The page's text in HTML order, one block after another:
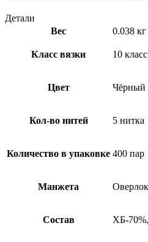
Детали
Вес
0.038 кг
Класс вязки 10 класс
Цвет Чёрный
Кол-во нитей 5 нитка
Количество в упаковке 400 пар
Манжета Оверлок
Состав ХБ-